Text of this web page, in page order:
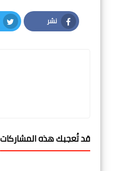
نشر
Facebook
قد تُعجبك هذه المشاركات